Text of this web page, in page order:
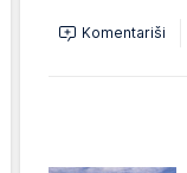
Komentariši